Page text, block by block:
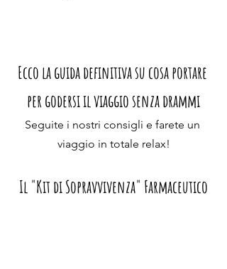
Ecco la guida definitiva su cosa portare
per godersi il viaggio senza drammi
Seguite i nostri consigli e farete un
viaggio in totale relax!
Il "Kit di Sopravvivenza" Farmaceutico